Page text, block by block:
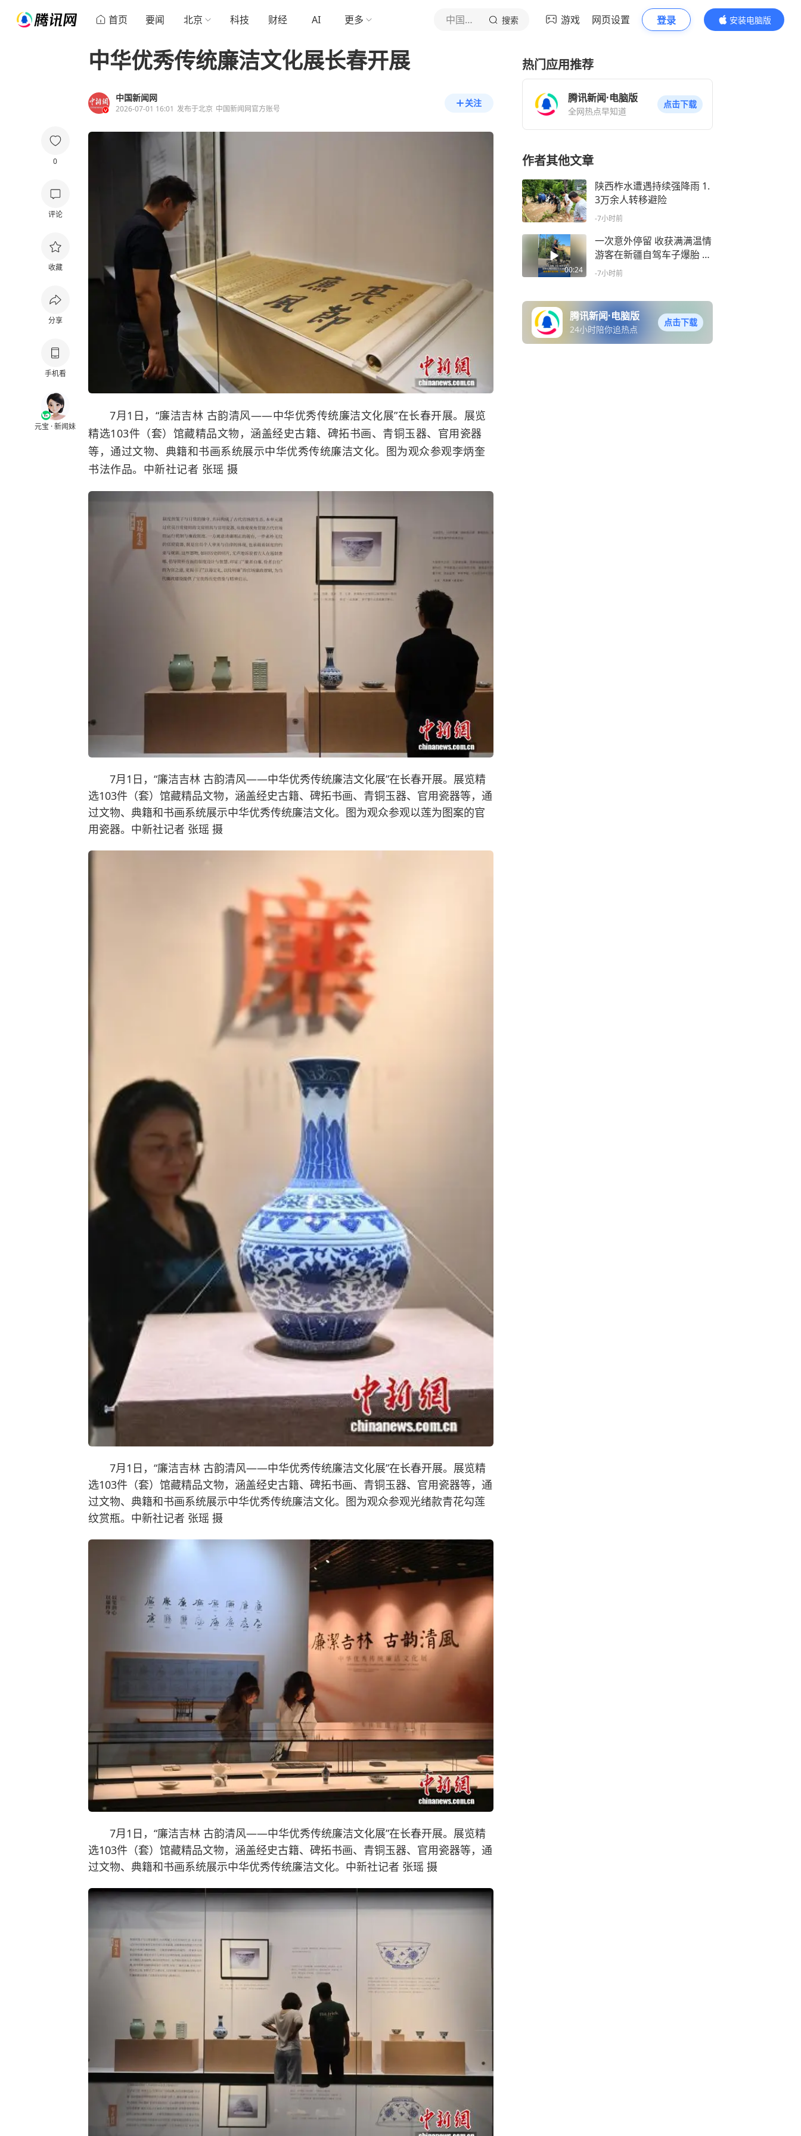
首页 要闻 北京 科技 财经 AI 更多 中国新闻网 搜索 游戏 网页设置 登录
安装电脑版
内容更精彩
0
评论
收藏
分享
手机看
元宝 · 新闻妹
中华优秀传统廉洁文化展长春开展
中国新闻网
2026-07-01 16:01 发布于北京 中国新闻网官方账号
关注
7月1日，“廉洁吉林 古韵清风——中华优秀传统廉洁文化展”在长春开展。展览
精选103件（套）馆藏精品文物，涵盖经史古籍、碑拓书画、青铜玉器、官用瓷器
等，通过文物、典籍和书画系统展示中华优秀传统廉洁文化。图为观众参观李炳奎
书法作品。中新社记者 张瑶 摄
7月1日，“廉洁吉林 古韵清风——中华优秀传统廉洁文化展”在长春开展。展览精
选103件（套）馆藏精品文物，涵盖经史古籍、碑拓书画、青铜玉器、官用瓷器等，通
过文物、典籍和书画系统展示中华优秀传统廉洁文化。图为观众参观以莲为图案的官
用瓷器。中新社记者 张瑶 摄
7月1日，“廉洁吉林 古韵清风——中华优秀传统廉洁文化展”在长春开展。展览精
选103件（套）馆藏精品文物，涵盖经史古籍、碑拓书画、青铜玉器、官用瓷器等，通
过文物、典籍和书画系统展示中华优秀传统廉洁文化。图为观众参观光绪款青花勾莲
纹赏瓶。中新社记者 张瑶 摄
7月1日，“廉洁吉林 古韵清风——中华优秀传统廉洁文化展”在长春开展。展览精
选103件（套）馆藏精品文物，涵盖经史古籍、碑拓书画、青铜玉器、官用瓷器等，通
过文物、典籍和书画系统展示中华优秀传统廉洁文化。中新社记者 张瑶 摄
热门应用推荐
腾讯新闻·电脑版
全网热点早知道
点击下载
作者其他文章
陕西柞水遭遇持续强降雨 1.
3万余人转移避险
-7小时前
00:24
一次意外停留 收获满满温情
游客在新疆自驾车子爆胎 被
当地村民接连“投喂”
-7小时前
腾讯新闻·电脑版
24小时陪你追热点
点击下载